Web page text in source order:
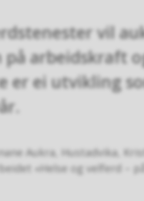
vil
arbeidskraft
er ei utvikling
Aukra, Hustadvika,
«Helse og velferd –